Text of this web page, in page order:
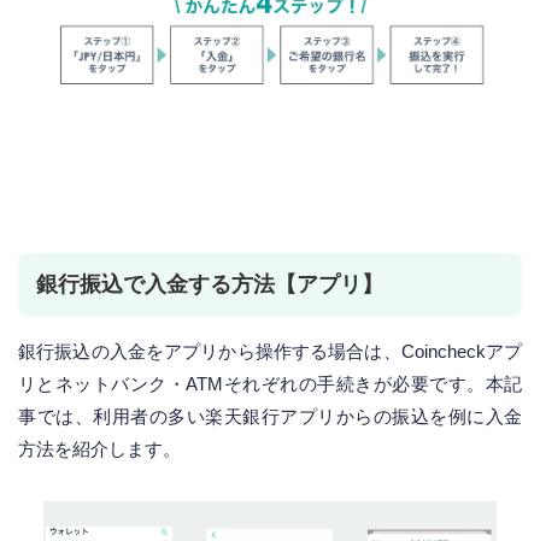
銀行振込で入金する方法【アプリ】
銀行振込の入金をアプリから操作する場合は、Coincheckアプ
リとネットバンク・ATMそれぞれの手続きが必要です。本記
事では、利用者の多い楽天銀行アプリからの振込を例に入金
方法を紹介します。